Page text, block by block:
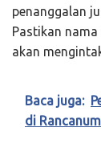
penanggalan
Pastikan
akan
Baca juga:
di